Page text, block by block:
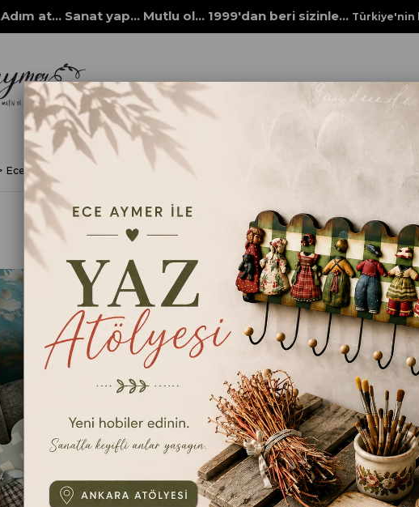
Adım at... Sanat yap... Mutlu ol... 1999'dan beri sizinle... Türkiye'nin
Ece Aymer Ev Dekor Ürünleri ECE AYMER 7 DİLİMLİ KIZ ELBİSELİ EKOSELİ
ECE AYMER 7
EKOSELİ
Orjinal el
vardır. Kız elbiseleri taş
adet çerçeve askısı vardır.
SİPARİŞ ÜZERİNE
₺4.500,00
İLGILI ÜRÜNLER
ebat